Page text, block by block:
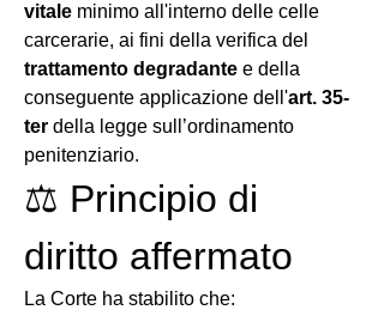
vitale minimo all'interno delle celle
trattamento degradante e della
conseguente applicazione dell'art. 35-
ter della legge sull’ordinamento
penitenziario.
⚖️ Principio di
diritto affermato
La Corte ha stabilito che: